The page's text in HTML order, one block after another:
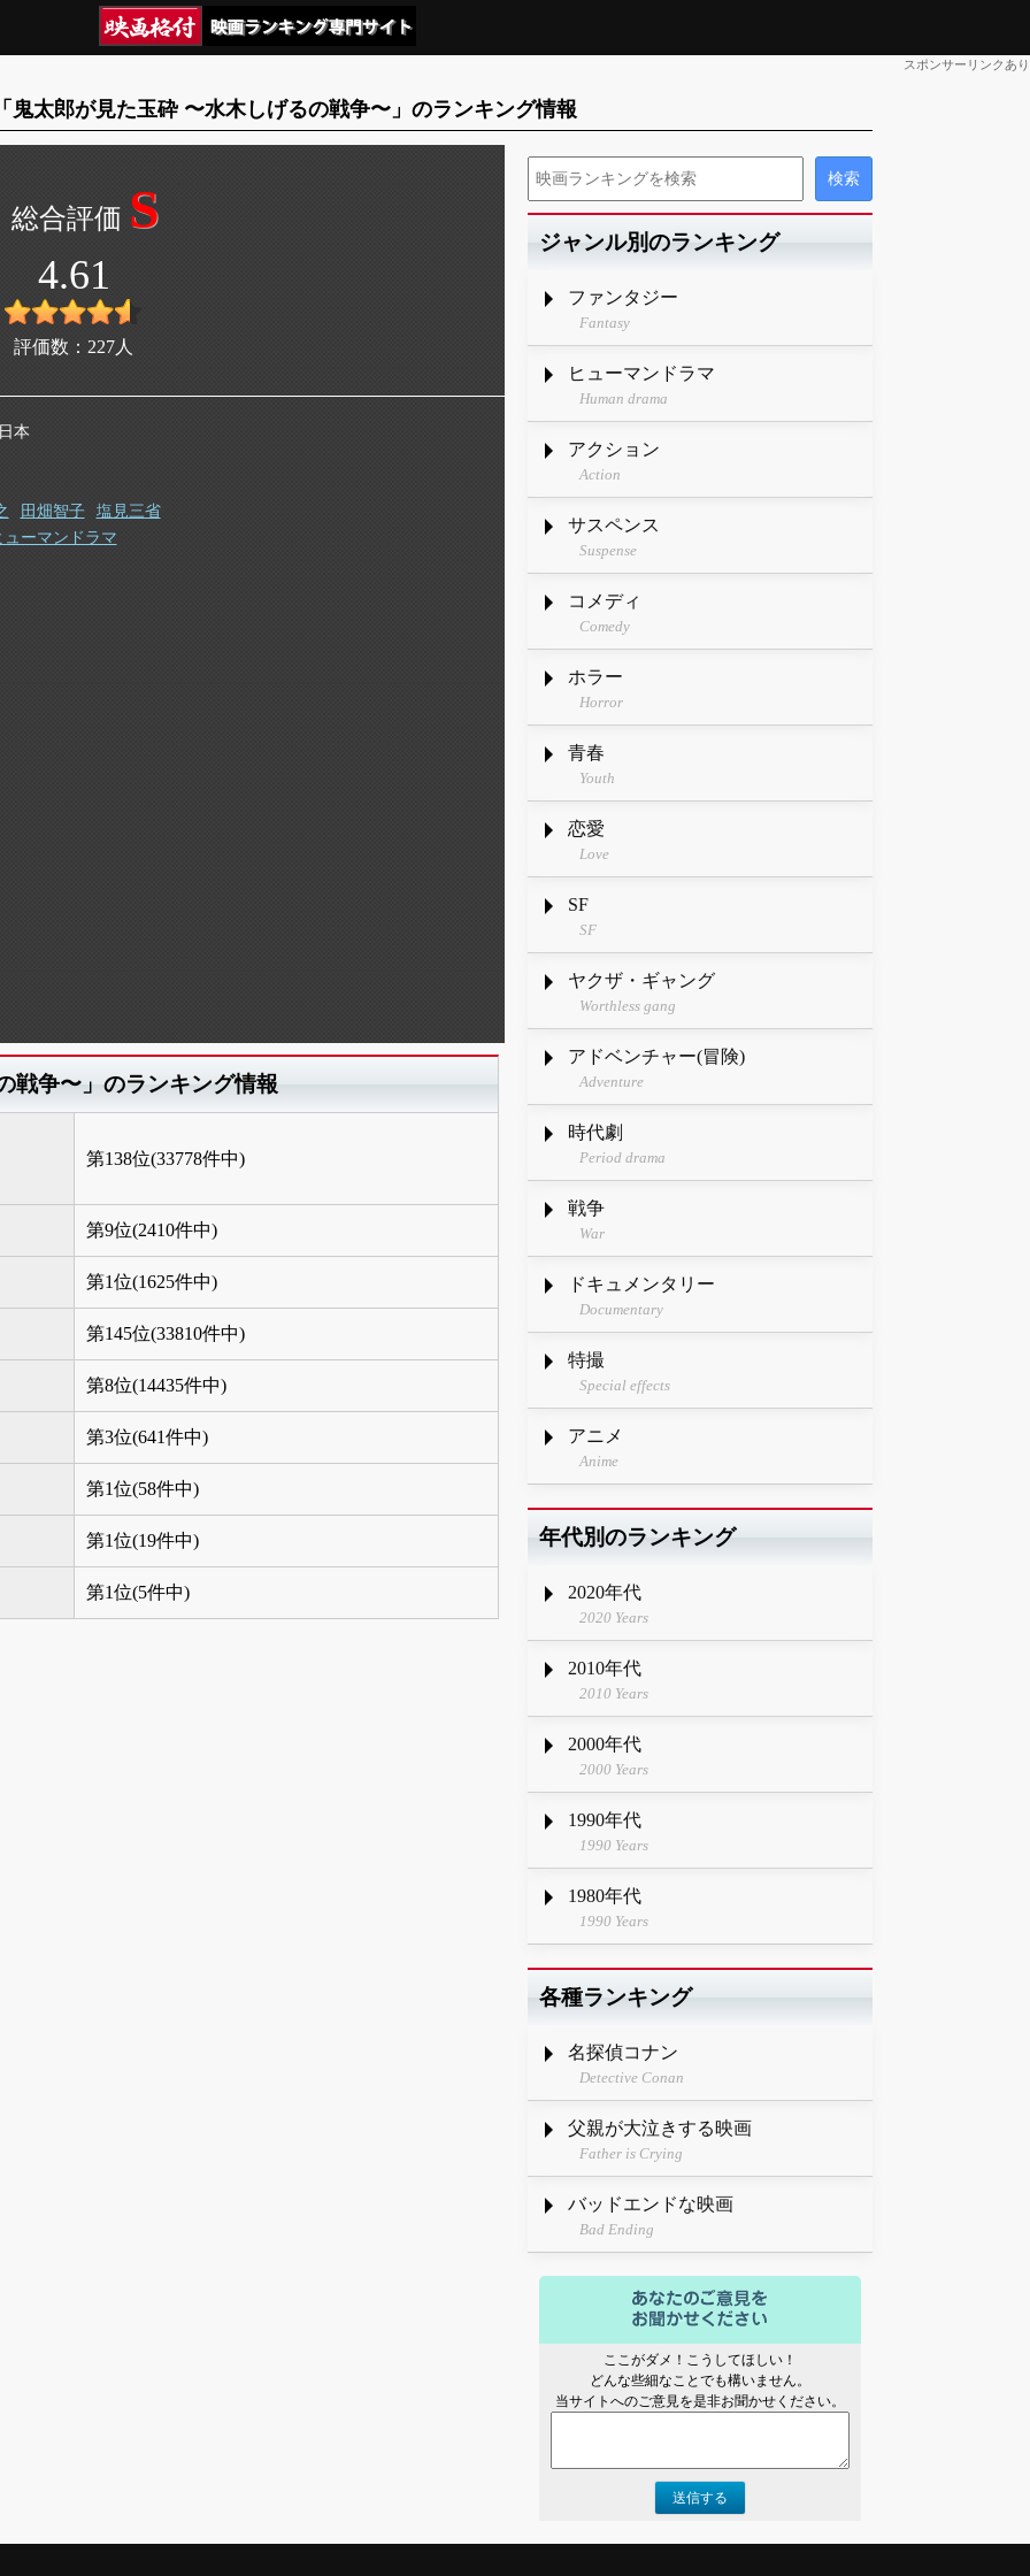
スポンサーリンクあり
鬼太郎が見た玉砕 〜水木しげるの戦争〜」のランキング情報
S
4.61
評価数： 227 人
本
田畑智子
塩見三省
ューマンドラマ
戦争〜」のランキング情報
第138位(33778件中)
第9位(2410件中)
第1位(1625件中)
第145位(33810件中)
第8位(14435件中)
第3位(641件中)
第1位(58件中)
第1位(19件中)
第1位(5件中)
ジャンル別のランキング
ファンタジー
Fantasy
ヒューマンドラマ
Human drama
アクション
Action
サスペンス
Suspense
コメディ
Comedy
ホラー
Horror
青春
Youth
恋愛
Love
SF
SF
ヤクザ・ギャング
Worthless gang
アドベンチャー(冒険)
Adventure
時代劇
Period drama
戦争
War
ドキュメンタリー
Documentary
特撮
Special effects
アニメ
Anime
年代別のランキング
2020年代
2020 Years
2010年代
2010 Years
2000年代
2000 Years
1990年代
1990 Years
1980年代
1990 Years
各種ランキング
名探偵コナン
Detective Conan
父親が大泣きする映画
Father is Crying
バッドエンドな映画
Bad Ending
ここがダメ！こうしてほしい！
どんな些細なことでも構いません。
当サイトへのご意見を是非お聞かせください。
送信する